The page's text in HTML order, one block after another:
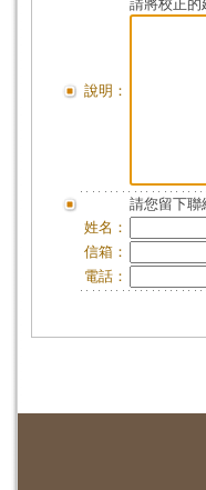
說明：
請將校正的
請您留下聯
姓名：
信箱：
電話：